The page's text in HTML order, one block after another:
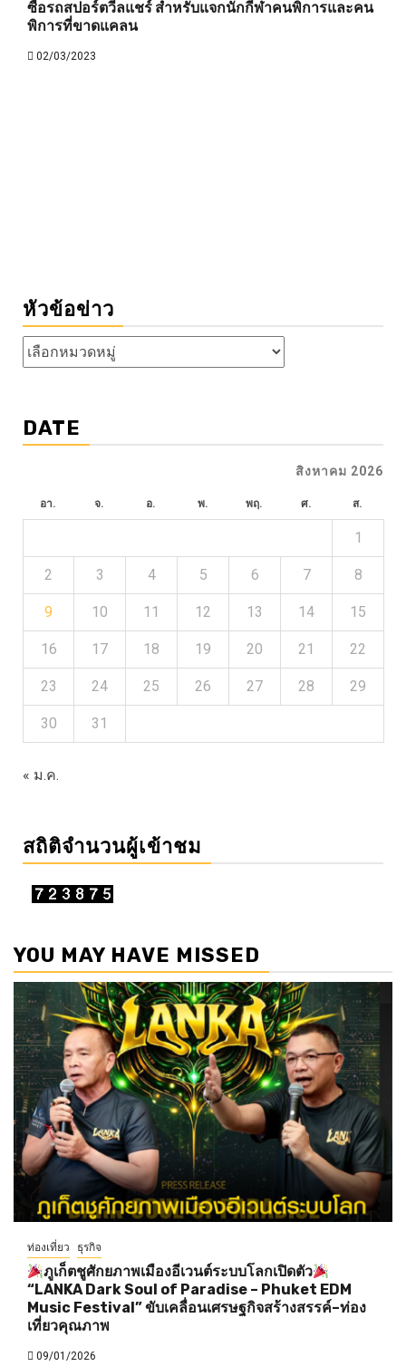
ซื้อรถสปอร์ตวีลแชร์ สำหรับแจกนักกีฬาคนพิการและคน
พิการที่ขาดแคลน
02/03/2023
หัวข้อข่าว
หัวข้อ
ข่าว
DATE
สิงหาคม 2026
อา. จ. อ. พ. พฤ. ศ. ส.
1
2 3 4 5 6 7 8
9 10 11 12 13 14 15
16 17 18 19 20 21 22
23 24 25 26 27 28 29
30 31
« ม.ค.
สถิติจำนวนผู้เข้าชม
YOU MAY HAVE MISSED
ท่องเที่ยว ธุรกิจ
ภูเก็ตชูศักยภาพเมืองอีเวนต์ระบบโลกเปิดตัว
“LANKA Dark Soul of Paradise – Phuket EDM
Music Festival” ขับเคลื่อนเศรษฐกิจสร้างสรรค์–ท่อง
เที่ยวคุณภาพ
09/01/2026